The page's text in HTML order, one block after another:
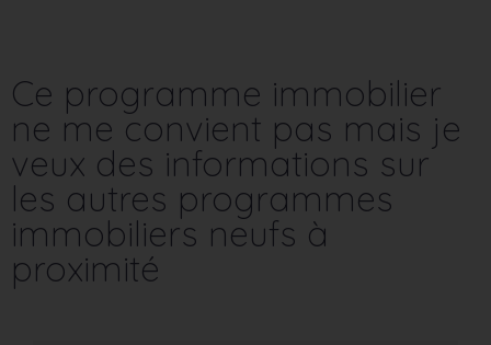
Ce programme immobilier
ne me convient pas mais je
veux des informations sur
les autres programmes
immobiliers neufs à
proximité